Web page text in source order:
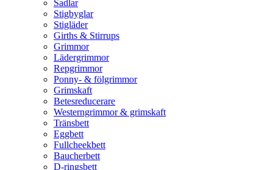
Sadlar
Stigbyglar
Stigläder
Girths & Stirrups
Grimmor
Lädergrimmor
Repgrimmor
Ponny- & fölgrimmor
Grimskaft
Betesreducerare
Westerngrimmor & grimskaft
Tränsbett
Eggbett
Fullcheekbett
Baucherbett
D-ringsbett